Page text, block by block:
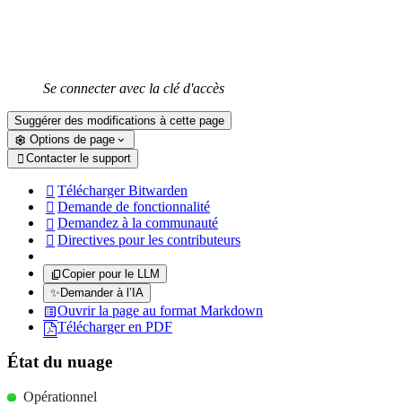
Se connecter avec la clé d'accès
Suggérer des modifications à cette page
Options de page
 Contacter le support
 Télécharger Bitwarden
 Demande de fonctionnalité
 Demandez à la communauté
 Directives pour les contributeurs
Copier pour le LLM
✨ Demander à l’IA
Ouvrir la page au format Markdown
Télécharger en PDF
État du nuage
Opérationnel